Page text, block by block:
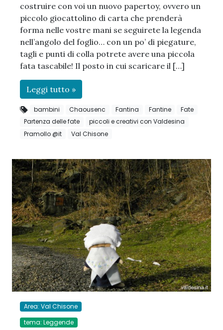
costruire con voi un nuovo papertoy, ovvero un
piccolo giocattolino di carta che prenderà
forma nelle vostre mani se seguirete la legenda
nell’angolo del foglio… con un po’ di piegature,
tagli e punti di colla potrete avere una piccola
fata tascabile! Il posto in cui scaricare il […]
Leggi tutto »
bambini Chaousenc Fantina Fantine
Fate
Partenza delle fate
piccoli e creativi con Valdesina
Pramollo @it
Val Chisone
Area: Val Chisone
tema: Leggende